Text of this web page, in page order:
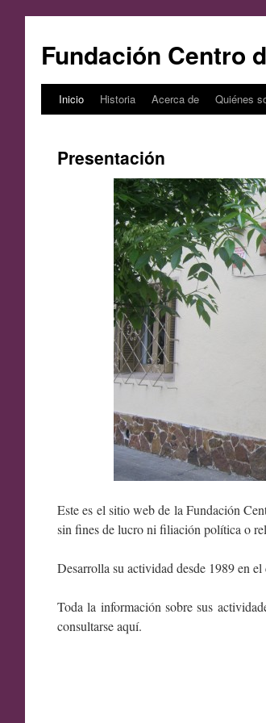
Fundación Centro
Saltar
contenido
Inicio Historia Acerca de Quiénes
Presentación
Este es el sitio web de la Fundación
sin fines de lucro ni filiación política o
Desarrolla su actividad desde 1989 en
Toda la información sobre sus
consultarse aquí.